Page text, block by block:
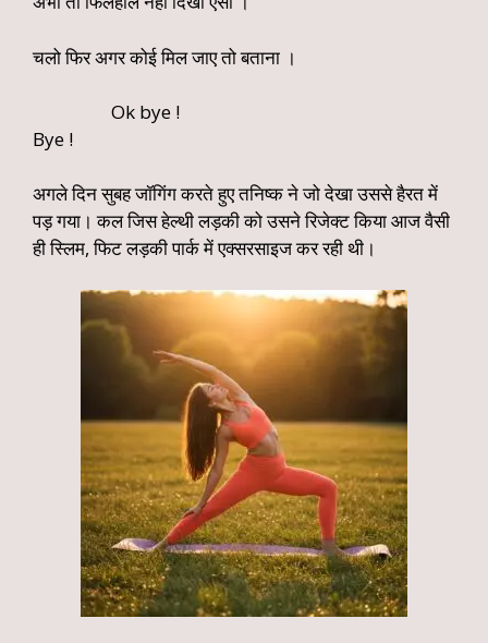
चलो फिर अगर कोई मिल जाए तो बताना ।
Ok bye !
Bye !
अगले दिन सुबह जॉगिंग करते हुए तनिष्क ने जो देखा उससे हैरत में
पड़ गया। कल जिस हेल्थी लड़की को उसने रिजेक्ट किया आज वैसी
ही स्लिम, फिट लड़की पार्क में एक्सरसाइज कर रही थी।